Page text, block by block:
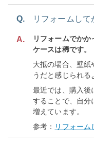
Q. リフォームして
A.
リフォームでか
ケースは稀です。
大抵の場合、壁紙
うだと感じられる
最近では、購入後
することで、自分
増えています。
参考： リフォーム